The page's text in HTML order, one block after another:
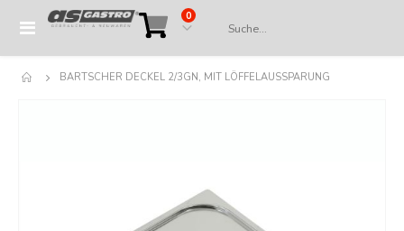
Navigation
Cart
0Artikel
BARTSCHER DECKEL 2/3GN, MIT LÖFFELAUSSPARUNG